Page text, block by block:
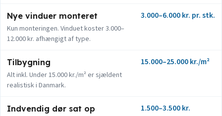
Nye vinduer monteret
Kun monteringen. Vinduet koster 3.000–
12.000 kr. afhængigt af type.
3.000–6.000 kr. pr. stk.
Tilbygning
Alt inkl. Under 15.000 kr./m² er sjældent
realistisk i Danmark.
15.000–25.000 kr./m²
Indvendig dør sat op
1.500–3.500 kr.